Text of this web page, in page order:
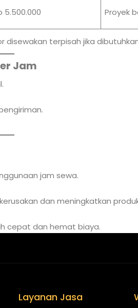
5.500.000 Proyek
terpisah jika
Jam
jam sewa.
dan meningkatkan
cepat dan hemat biaya.
Layanan Jasa